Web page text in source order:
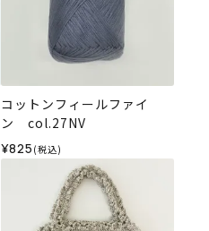
コットンフィールファイ
ン col.27NV
¥825 (税込)